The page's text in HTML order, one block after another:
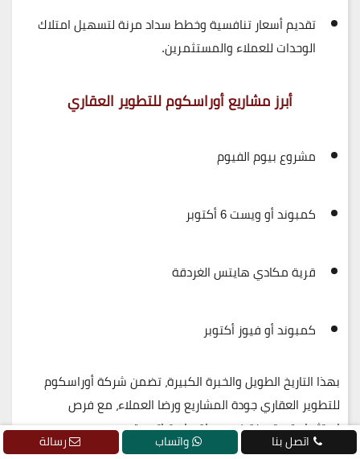
تقديمأسعار تنافسية وخطط سداد مرنةلتسهيل امتلاك
الوحدات للعملاء والمستثمرين.
أبرز مشاريع أوراسكوم للتطوير العقاري
مشروعبيوم الفيوم
كمبوند أو ويست 6 أكتوبر
قرية مكادي هايتس الغردقة
كمبوند أو فيوز أكتوبر
بهذا التاريخ الطويل والخبرة الكبيرة، تضمنشركة أوراسكوم
للتطوير العقاريجودة المشاريع ورضا العملاء، مع فرص
استثمارية متميزة في مواقع استراتيجية.
اتصل بنا واتساب رسالة